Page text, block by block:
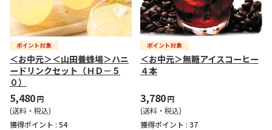
＜お中元＞＜山田養蜂場＞ハニ
ードリンクセット（ＨＤ－５
０）
5,480円
(送料・税込)
獲得ポイント : 54
＜お中元＞無糖アイスコーヒー
４本
3,780円
(送料・税込)
獲得ポイント : 37